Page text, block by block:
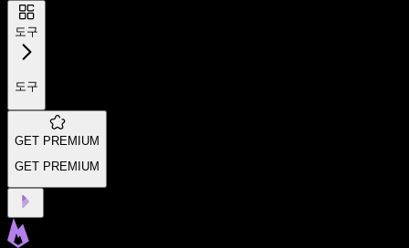
도구
도구
GET PREMIUM
GET PREMIUM